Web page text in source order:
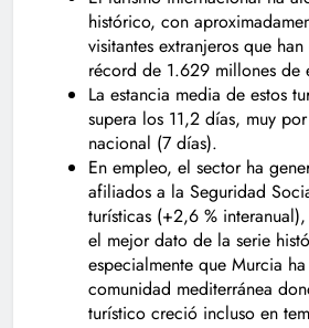
histórico, con
visitantes extranjeros que
récord de 1.629 millones de
La estancia media de estos
supera los 11,2 días, muy
nacional (7 días).
En empleo, el sector ha
afiliados a la Seguridad
turísticas (+2,6 %
el mejor dato de la serie
especialmente que Murcia
comunidad mediterránea
turístico creció incluso en